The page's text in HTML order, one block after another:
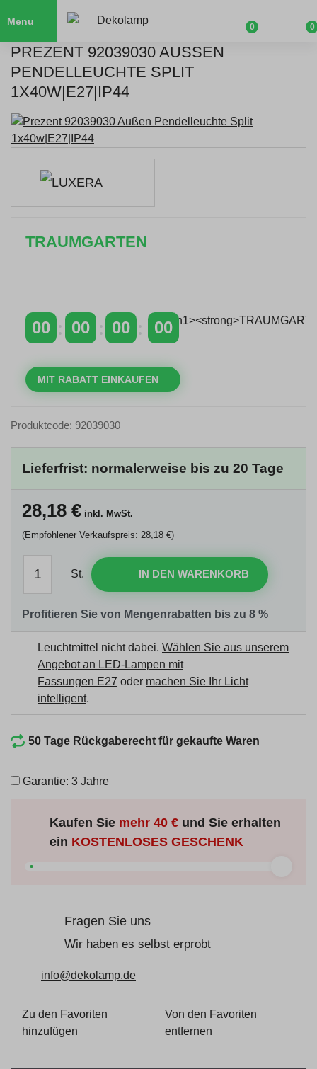
Menu
0 0
PREZENT 92039030 AUSSEN P
ENDELLEUCHTE SPLIT 1
X40W|E27|IP44
TRAUMGARTEN
00 00 00 00
MIT RABATT EINKAUFEN
Produktcode: 92039030
Lieferfrist: normalerweise bis zu 20 Tage
28,18 € inkl. MwSt.
(Empfohlener Verkaufspreis: 28,18 €)
St. IN DEN WARENKORB
Profitieren Sie von Mengenrabatten bis zu 8 %
Leuchtmittel nicht dabei. Wählen Sie aus unserem
Angebot an LED-Lampen mit
Fassungen E27 oder machen Sie Ihr Licht
intelligent.
50 Tage Rückgaberecht für gekaufte Waren
Garantie: 3 Jahre
Kaufen Sie mehr40 €und Sie erhalten
ein KOSTENLOSES GESCHENK
Fragen Sie uns
Wir haben es selbst erprobt
info@dekolamp.de
Zu den Favoriten
hinzufügen
Von den Favoriten
entfernen